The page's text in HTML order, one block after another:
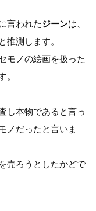
言われたジーンは、
推測します。
モノの絵画を扱った
。
し本物であると言っ
ノだったと言いま
売ろうとしたかどで